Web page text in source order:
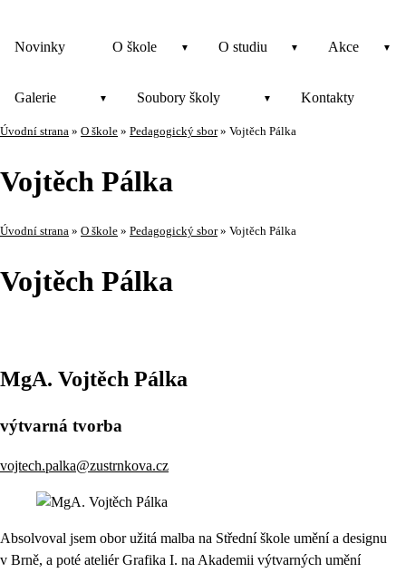
Novinky O škole O studiu Akce
Galerie Soubory školy Kontakty
Úvodní strana » O škole » Pedagogický sbor» Vojtěch Pálka
Vojtěch Pálka
Úvodní strana » O škole » Pedagogický sbor» Vojtěch Pálka
Vojtěch Pálka
MgA. Vojtěch Pálka
výtvarná tvorba
vojtech.palka@zustrnkova.cz
Absolvoval jsem obor užitá malba na Střední škole umění a designu
v Brně, a poté ateliér Grafika I. na Akademii výtvarných umění